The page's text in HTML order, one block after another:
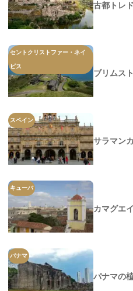
古都トレド
セントクリストファー・ネイ
ビス
ブリムス
スペイン
サラマン
キューバ
カマグエ
パナマ
パナマの